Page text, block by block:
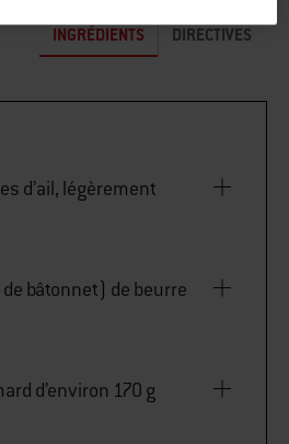
INGRÉDIENTS DIRECTIVES
d’environ 170 g